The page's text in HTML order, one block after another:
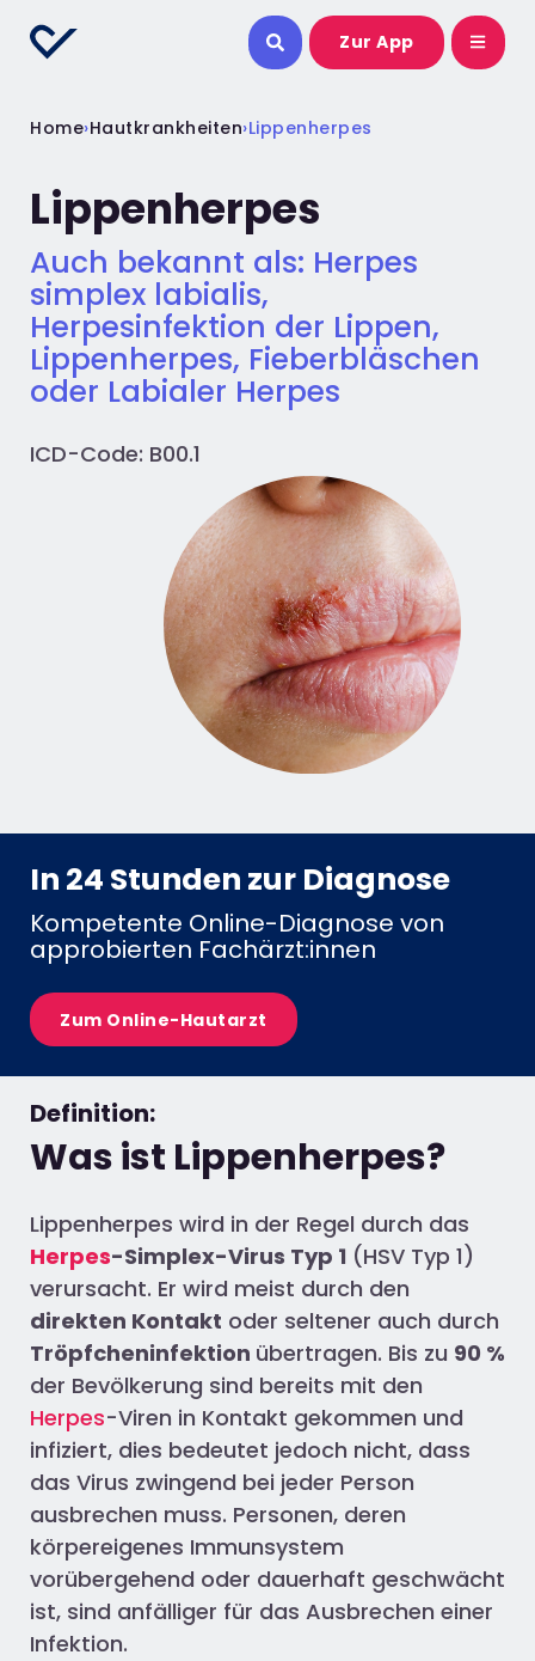
Zur App
Home›Hautkrankheiten›Lippenherpes
Lippenherpes
Auch bekannt als: Herpes
simplex labialis,
Herpesinfektion der Lippen,
Lippenherpes, Fieberbläschen
oder Labialer Herpes
ICD-Code: B00.1
In 24 Stunden zur Diagnose
Kompetente Online-Diagnose von
approbierten Fachärzt:innen
Zum Online-Hautarzt
Definition:
Was ist Lippenherpes?
Lippenherpes wird in der Regel durch das
Herpes-Simplex-Virus Typ 1 (HSV Typ 1)
verursacht. Er wird meist durch den
direkten Kontakt oder seltener auch durch
Tröpfcheninfektion übertragen. Bis zu 90 %
der Bevölkerung sind bereits mit den
Herpes-Viren in Kontakt gekommen und
infiziert, dies bedeutet jedoch nicht, dass
das Virus zwingend bei jeder Person
ausbrechen muss. Personen, deren
körpereigenes Immunsystem
vorübergehend oder dauerhaft geschwächt
ist, sind anfälliger für das Ausbrechen einer
Infektion.